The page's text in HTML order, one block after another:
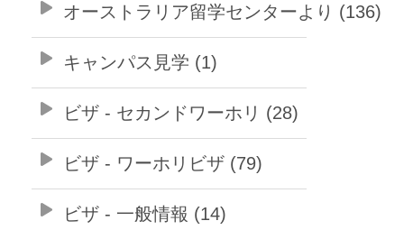
オーストラリア留学センターより (136)
キャンパス見学 (1)
ビザ - セカンドワーホリ (28)
ビザ - ワーホリビザ (79)
ビザ - 一般情報 (14)